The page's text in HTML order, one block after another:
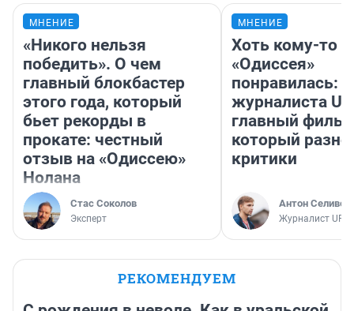
МНЕНИЕ
«Никого нельзя
победить». О чем
главный блокбастер
этого года, который
бьет рекорды в
прокате: честный
отзыв на «Одиссею»
Нолана
Стас Соколов
Эксперт
МНЕНИЕ
Хоть кому-то
«Одиссея»
понравилась:
журналиста
главный
который
критики
Антон
Журналист
РЕКОМЕНДУЕМ